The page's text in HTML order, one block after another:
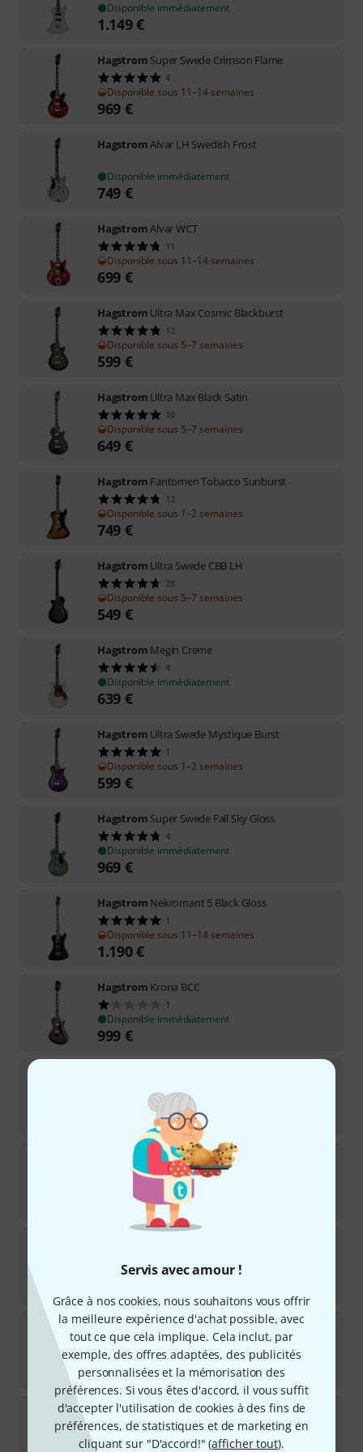
Servis avec amour !
Grâce à nos cookies, nous souhaitons vous offrir
la meilleure expérience d'achat possible, avec
tout ce que cela implique. Cela inclut, par
exemple, des offres adaptées, des publicités
personnalisées et la mémorisation des
préférences. Si vous êtes d'accord, il vous suffit
d'accepter l'utilisation de cookies à des fins de
préférences, de statistiques et de marketing en
cliquant sur "D'accord!" (afficher tout).
Disponible immédiatement
1.149€
Hagstrom Super Swede Crimson Flame
4
Disponible sous 11–14 semaines
969 €
HagstromAlvar LH Swedish Frost
Disponible immédiatement
749 €
HagstromAlvar WCT
11
Disponible sous 11–14 semaines
699 €
Hagstrom Ultra Max Cosmic Blackburst
12
Disponible sous 5–7 semaines
599 €
Hagstrom Ultra Max Black Satin
10
Disponible sous 5–7 semaines
649 €
Hagstrom Fantomen Tobacco Sunburst
12
Disponible sous 1–2 semaines
749 €
Hagstrom Ultra Swede CBB LH
28
Disponible sous 5–7 semaines
549 €
Hagstrom Megin Creme
4
Disponible immédiatement
639 €
Hagstrom Ultra Swede Mystique Burst
1
Disponible sous 1–2 semaines
599 €
Hagstrom Super Swede Fall Sky Gloss
4
Disponible immédiatement
969 €
Hagstrom Nekromant 5 Black Gloss
1
Disponible sous 11–14 semaines
1.190€
Hagstrom Krona BCC
1
Disponible immédiatement
999 €
Disponible immédiatement
Hagstrom Krona-7 BBD
Disponible dans plusieurs mois
€
Disponible sous 11–14 semaines
HagstromFantomen Cosmic Black Burst
1
Disponible immédiatement
829€
HagstromTremar Viking Baritone DLX BLK
Disponible dans plusieurs mois